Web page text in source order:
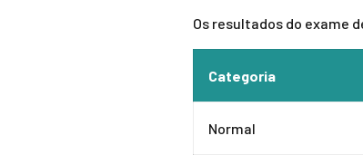
Os resultados do exame
Categoria
Normal